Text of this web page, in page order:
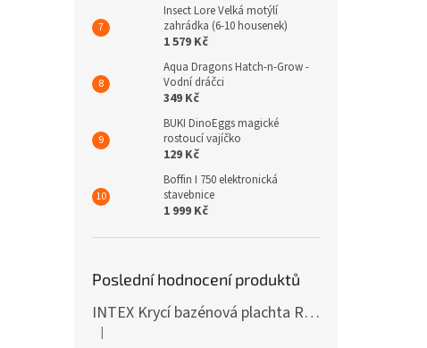
Insect Lore Velká motýlí
zahrádka (6-10 housenek)
1 579 Kč
Aqua Dragons Hatch-n-Grow -
Vodní dráčci
349 Kč
BUKI DinoEggs magické
rostoucí vajíčko
129 Kč
Boffin I 750 elektronická
stavebnice
1 999 Kč
Poslední hodnocení produktů
INTEX Krycí bazénová plachta Round 305cm 28030
Hodnocení produktu je 5 z 5 hvězdiček.
|